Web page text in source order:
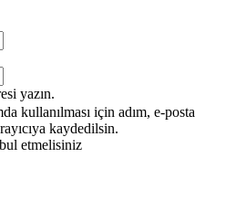
yazın.
kullanılması için adım, e-posta
kaydedilsin.
etmelisiniz